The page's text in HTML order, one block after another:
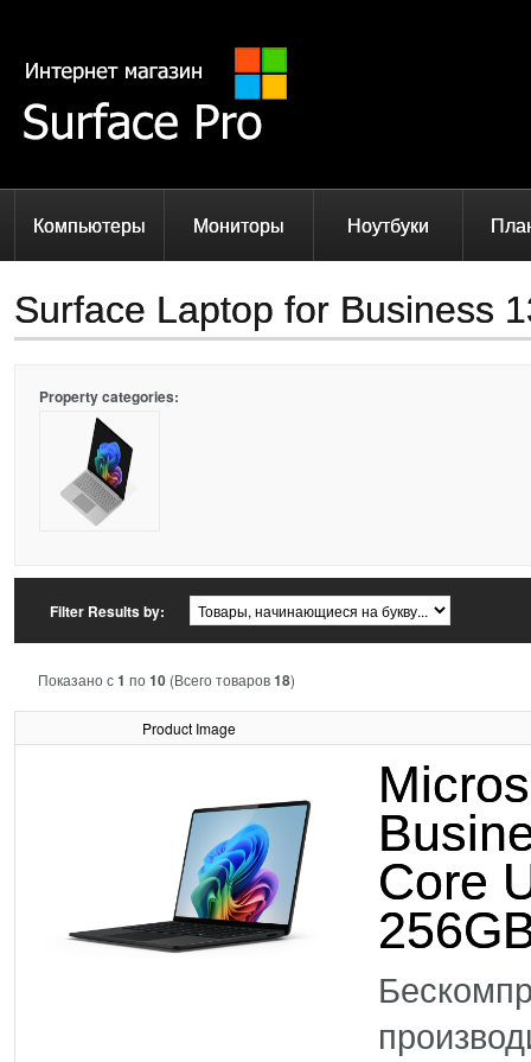
Компьютеры Мониторы Ноутбуки
Surface Laptop for Business
Property categories:
Filter Results by:
Показано с1 по10 (Всего товаров18)
Product Image
Core